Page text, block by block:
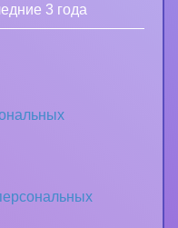
3 года